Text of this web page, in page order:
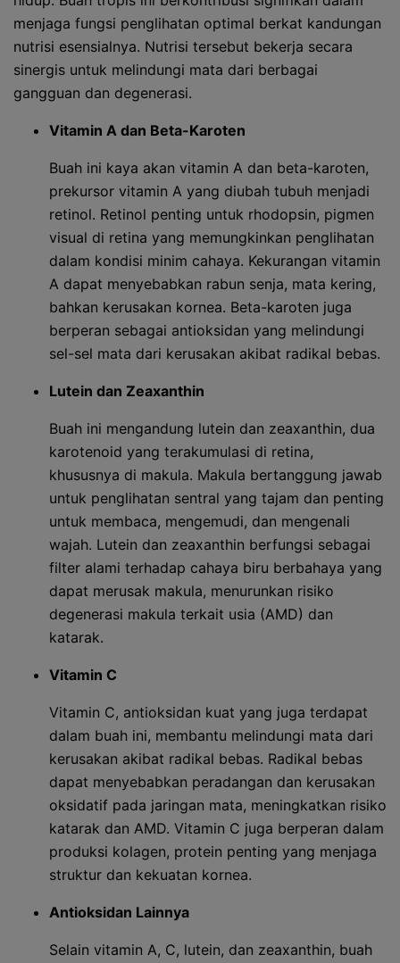
menjaga fungsi penglihatan optimal berkat kandungan
nutrisi esensialnya. Nutrisi tersebut bekerja secara
sinergis untuk melindungi mata dari berbagai
gangguan dan degenerasi.
Vitamin A dan Beta-Karoten
Buah ini kaya akan vitamin A dan beta-karoten,
prekursor vitamin A yang diubah tubuh menjadi
retinol. Retinol penting untuk rhodopsin, pigmen
visual di retina yang memungkinkan penglihatan
dalam kondisi minim cahaya. Kekurangan vitamin
A dapat menyebabkan rabun senja, mata kering,
bahkan kerusakan kornea. Beta-karoten juga
berperan sebagai antioksidan yang melindungi
sel-sel mata dari kerusakan akibat radikal bebas.
Lutein dan Zeaxanthin
Buah ini mengandung lutein dan zeaxanthin, dua
karotenoid yang terakumulasi di retina,
khususnya di makula. Makula bertanggung jawab
untuk penglihatan sentral yang tajam dan penting
untuk membaca, mengemudi, dan mengenali
wajah. Lutein dan zeaxanthin berfungsi sebagai
filter alami terhadap cahaya biru berbahaya yang
dapat merusak makula, menurunkan risiko
degenerasi makula terkait usia (AMD) dan
katarak.
Vitamin C
Vitamin C, antioksidan kuat yang juga terdapat
dalam buah ini, membantu melindungi mata dari
kerusakan akibat radikal bebas. Radikal bebas
dapat menyebabkan peradangan dan kerusakan
oksidatif pada jaringan mata, meningkatkan risiko
katarak dan AMD. Vitamin C juga berperan dalam
produksi kolagen, protein penting yang menjaga
struktur dan kekuatan kornea.
Antioksidan Lainnya
Selain vitamin A, C, lutein, dan zeaxanthin, buah